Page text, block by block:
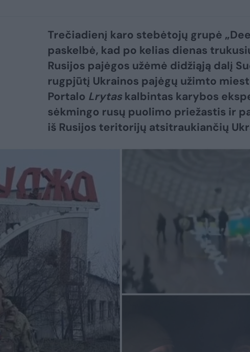
Trečiadienį karo stebėtojų grupė
paskelbė, kad po kelias dienas
Rusijos pajėgos užėmė didžiąją dalį
rugpjūtį Ukrainos pajėgų užimto
Portalo Lrytaskalbintas karybos
sėkmingo rusų puolimo priežastis ir
iš Rusijos teritorijų atsitraukiančių